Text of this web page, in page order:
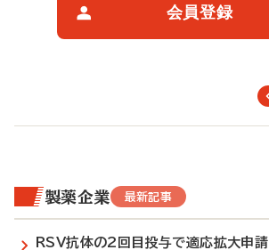
会員登録
製薬企業 最新記事
RSV抗体の2回目投与で適応拡大申請